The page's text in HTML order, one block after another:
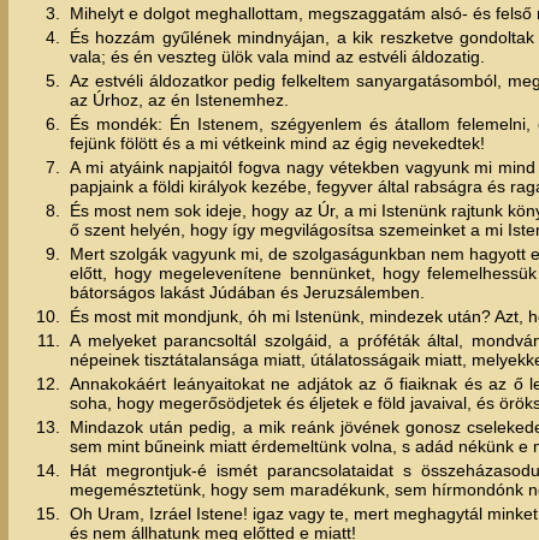
3.
Mihelyt e dolgot meghallottam, megszaggatám alsó- és
4.
És hozzám gyűlének mindnyájan, a kik reszketve
vala; és én veszteg ülök vala mind az estvéli áldozatig.
5.
Az estvéli áldozatkor pedig felkeltem sanyargatásomból,
az Úrhoz, az én Istenemhez.
6.
És mondék: Én Istenem, szégyenlem és átallom
fejünk fölött és a mi vétkeink mind az égig nevekedtek!
7.
A mi atyáink napjaitól fogva nagy vétekben vagyunk mi
papjaink a földi királyok kezébe, fegyver által rabságra és
8.
És most nem sok ideje, hogy az Úr, a mi Istenünk rajtunk
ő szent helyén, hogy így megvilágosítsa szemeinket a mi
9.
Mert szolgák vagyunk mi, de szolgaságunkban nem
előtt, hogy megelevenítene bennünket, hogy
bátorságos lakást Júdában és Jeruzsálemben.
10.
És most mit mondjunk, óh mi Istenünk, mindezek után? Azt,
11.
A melyeket parancsoltál szolgáid, a próféták által,
népeinek tisztátalansága miatt, útálatosságaik miatt,
12.
Annakokáért leányaitokat ne adjátok az ő fiaiknak és az ő
soha, hogy megerősödjetek és éljetek e föld javaival, és
13.
Mindazok után pedig, a mik reánk jövének gonosz
sem mint bűneink miatt érdemeltünk volna, s adád nékünk e
14.
Hát megrontjuk-é ismét parancsolataidat s
megemésztetünk, hogy sem maradékunk, sem hírmondónk
15.
Oh Uram, Izráel Istene! igaz vagy te, mert meghagytál
és nem állhatunk meg előtted e miatt!